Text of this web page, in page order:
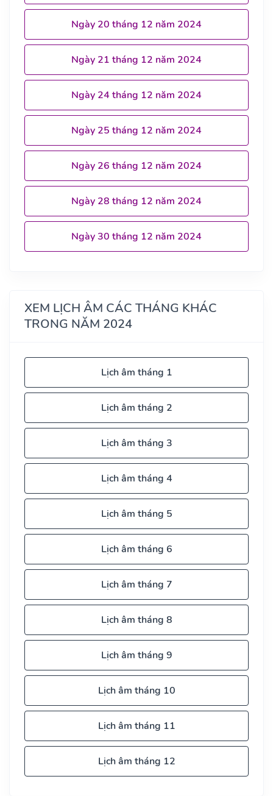
Ngày 20 tháng 12 năm 2024
Ngày 21 tháng 12 năm 2024
Ngày 24 tháng 12 năm 2024
Ngày 25 tháng 12 năm 2024
Ngày 26 tháng 12 năm 2024
Ngày 28 tháng 12 năm 2024
Ngày 30 tháng 12 năm 2024
XEM LỊCH ÂM CÁC THÁNG KHÁC
TRONG NĂM 2024
Lịch âm tháng 1
Lịch âm tháng 2
Lịch âm tháng 3
Lịch âm tháng 4
Lịch âm tháng 5
Lịch âm tháng 6
Lịch âm tháng 7
Lịch âm tháng 8
Lịch âm tháng 9
Lịch âm tháng 10
Lịch âm tháng 11
Lịch âm tháng 12